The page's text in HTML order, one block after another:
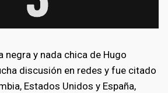
negra y nada chica de Hugo
discusión en redes y fue citado
Estados Unidos y España,